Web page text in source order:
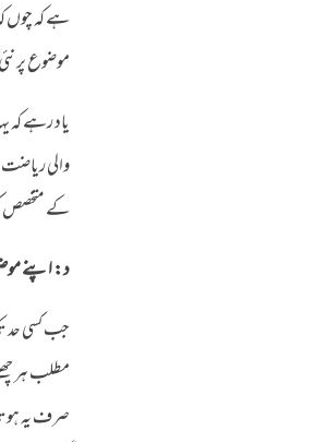
ہے کہ چوں
موضوع پر
یاد رہے کہ
والی
کے متخصص
د: اپنے
جب کسی حد
مطلب ہر
صرف یہ